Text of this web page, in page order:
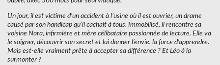
Un jour, il est victime d’un accident à l’usine où il est ouvrier, un drame
causé par son handicap qu’il cachait à tous. Immobilisé, il rencontre sa
voisine Nora, infirmière et mère célibataire passionnée de lecture. Elle va
le soigner, découvrir son secret et lui donner l’envie, la force d’apprendre.
Mais est-elle vraiment prête à accepter sa différence ? Et Léo à la
surmonter ?